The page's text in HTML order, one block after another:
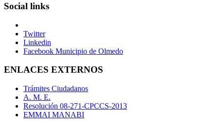
Social links
Twitter
Linkedin
Facebook Municipio de Olmedo
ENLACES EXTERNOS
Trámites Ciudadanos
A. M. E.
Resolución 08-271-CPCCS-2013
EMMAI MANABI